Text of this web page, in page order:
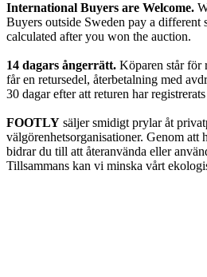
International Buyers are Welcome.
Buyers outside Sweden pay a
calculated after you won the auction.
14 dagars ångerrätt. Köparen står för
får en retursedel, återbetalning med
30 dagar efter att returen har
FOOTLY säljer smidigt prylar åt
välgörenhetsorganisationer. Genom att
bidrar du till att återanvända eller
Tillsammans kan vi minska vårt